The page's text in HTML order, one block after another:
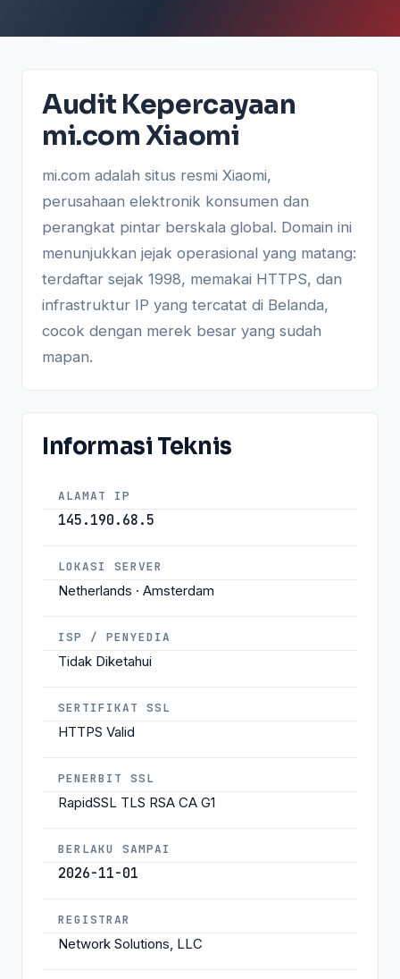
Audit Kepercayaan
mi.com Xiaomi
mi.com adalah situs resmi Xiaomi,
perusahaan elektronik konsumen dan
perangkat pintar berskala global. Domain ini
menunjukkan jejak operasional yang matang:
terdaftar sejak 1998, memakai HTTPS, dan
infrastruktur IP yang tercatat di Belanda,
cocok dengan merek besar yang sudah
mapan.
Informasi Teknis
ALAMAT IP
145.190.68.5
LOKASI SERVER
Netherlands · Amsterdam
ISP / PENYEDIA
Tidak Diketahui
SERTIFIKAT SSL
HTTPS Valid
PENERBIT SSL
RapidSSL TLS RSA CA G1
BERLAKU SAMPAI
2026-11-01
REGISTRAR
Network Solutions, LLC